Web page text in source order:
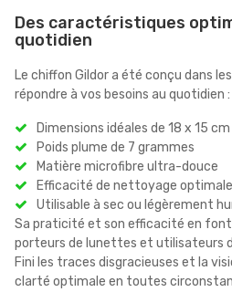
Des caractéristiques
quotidien
Le chiffon Gildor a été conçu dans
répondre à vos besoins au quotidien :
Dimensions idéales de 18 x 15 cm
Poids plume de 7 grammes
Matière microfibre ultra-douce
Efficacité de nettoyage optimale
Utilisable à sec ou légèrement
Sa praticité et son efficacité en font
porteurs de lunettes et utilisateurs
Fini les traces disgracieuses et la
clarté optimale en toutes